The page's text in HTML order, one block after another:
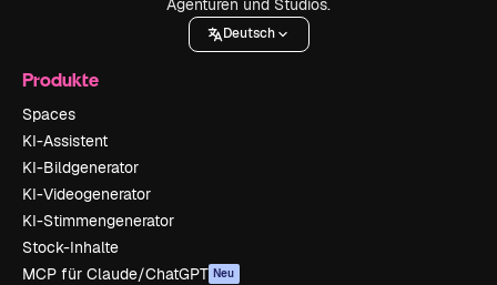
Agenturen und Studios.
Deutsch
Produkte
Spaces
KI-Assistent
KI-Bildgenerator
KI-Videogenerator
KI-Stimmengenerator
Stock-Inhalte
MCP für Claude/ChatGPT Neu